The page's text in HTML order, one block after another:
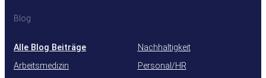
Blog
Alle Blog Beiträge
Arbeitsmedizin
Nachhaltigkeit
Personal/HR